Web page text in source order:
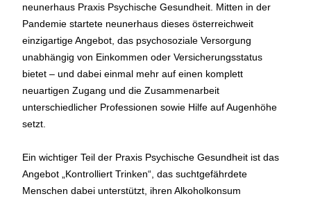
neunerhaus Praxis Psychische Gesundheit. Mitten in der
Pandemie startete neunerhaus dieses österreichweit
einzigartige Angebot, das psychosoziale Versorgung
unabhängig von Einkommen oder Versicherungsstatus
bietet – und dabei einmal mehr auf einen komplett
neuartigen Zugang und die Zusammenarbeit
unterschiedlicher Professionen sowie Hilfe auf Augenhöhe
setzt.
Ein wichtiger Teil der Praxis Psychische Gesundheit ist das
Angebot „Kontrolliert Trinken“, das suchtgefährdete
Menschen dabei unterstützt, ihren Alkoholkonsum